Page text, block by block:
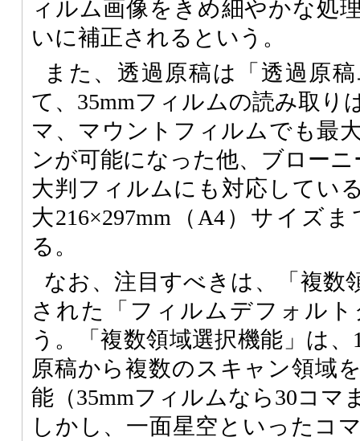
ィルム画像をきめ細やかな処
いに補正されるという。
また、透過原稿は「透過原
て、35mmフィルムの読み取り
マ、マウントフィルムでも最
ンが可能になった他、ブロー
大判フィルムにも対応してい
大216×297mm（A4）サイズ
る。
なお、注目すべきは、「複数
された「フィルムデフォル
う。「複数領域選択機能」は
原稿から複数のスキャン領域
能（35mmフィルムなら30コマ
しかし、一面星空といったコ